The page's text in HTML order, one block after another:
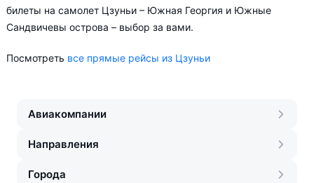
билеты на самолет Цзуньи – Южная Георгия и Южные
Сандвичевы острова – выбор за вами.
Посмотреть все прямые рейсы из Цзуньи
Авиакомпании
Направления
Города